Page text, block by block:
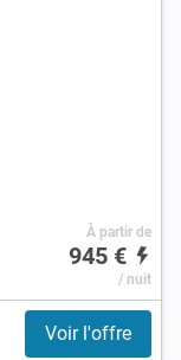
À partir de
945 €
/ nuit
Voir l'offre